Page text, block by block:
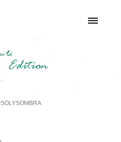
SOLYSOMBRA